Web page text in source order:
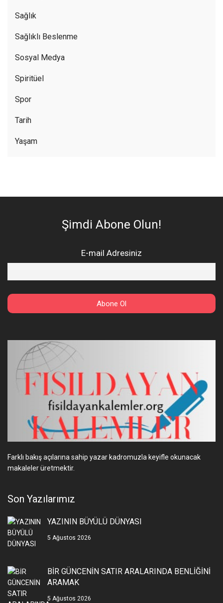
Sağlık
Sağlıklı Beslenme
Sosyal Medya
Spiritüel
Spor
Tarih
Yaşam
Şimdi Abone Olun!
E-mail Adresiniz
Farklı bakış açılarına sahip yazar kadromuzla keyifle okunacak
makaleler üretmektir.
Son Yazılarımız
YAZININ BÜYÜLÜ DÜNYASI
5 Ağustos 2026
BİR GÜNCENİN SATIR ARALARINDA BENLİĞİNİ
ARAMAK
5 Ağustos 2026